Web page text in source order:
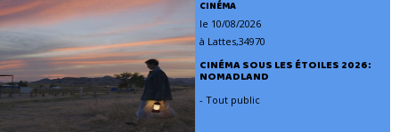
CINÉMA
le 10/08/2026
à Lattes,34970
CINÉMA SOUS LES ÉTOILES 2026:
NOMADLAND
- Tout public